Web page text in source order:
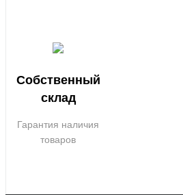
Собственный
склад
Гарантия наличия
товаров